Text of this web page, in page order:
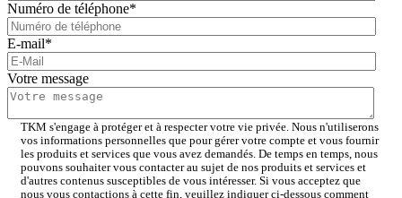
Numéro de téléphone*
E-mail*
Votre message
TKM s'engage à protéger et à respecter votre vie privée. Nous n'utiliserons
vos informations personnelles que pour gérer votre compte et vous fournir
les produits et services que vous avez demandés. De temps en temps, nous
pouvons souhaiter vous contacter au sujet de nos produits et services et
d'autres contenus susceptibles de vous intéresser. Si vous acceptez que
nous vous contactions à cette fin, veuillez indiquer ci-dessous comment